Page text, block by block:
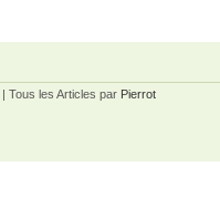
| Tous les Articles par Pierrot